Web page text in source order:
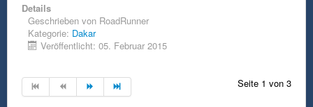
Details
Geschrieben von RoadRunner
Kategorie: Dakar
Veröffentlicht: 05. Februar 2015
Seite 1 von 3